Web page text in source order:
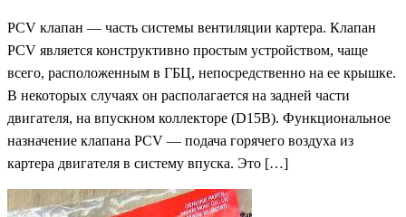
PCV клапан — часть системы вентиляции картера. Клапан
PCV является конструктивно простым устройством, чаще
всего, расположенным в ГБЦ, непосредственно на ее крышке.
В некоторых случаях он располагается на задней части
двигателя, на впускном коллекторе (D15B). Функциональное
назначение клапана PCV — подача горячего воздуха из
картера двигателя в систему впуска. Это […]